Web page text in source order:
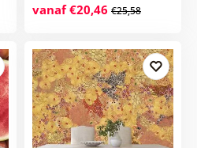
vanaf €20,46 €25,58